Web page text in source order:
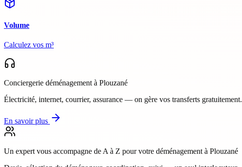
Volume
Calculez vos m³
Conciergerie déménagement à Plouzané
Électricité, internet, courrier, assurance — on gère vos transferts gratuitement.
En savoir plus
Un expert vous accompagne de A à Z pour votre déménagement à Plouzané